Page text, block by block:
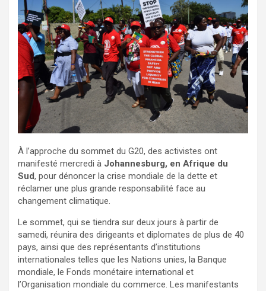
À l’approche du sommet du G20, des activistes ont
manifesté mercredi à Johannesburg, en Afrique du
Sud, pour dénoncer la crise mondiale de la dette et
réclamer une plus grande responsabilité face au
changement climatique.
Le sommet, qui se tiendra sur deux jours à partir de
samedi, réunira des dirigeants et diplomates de plus de 40
pays, ainsi que des représentants d’institutions
internationales telles que les Nations unies, la Banque
mondiale, le Fonds monétaire international et
l’Organisation mondiale du commerce. Les manifestants